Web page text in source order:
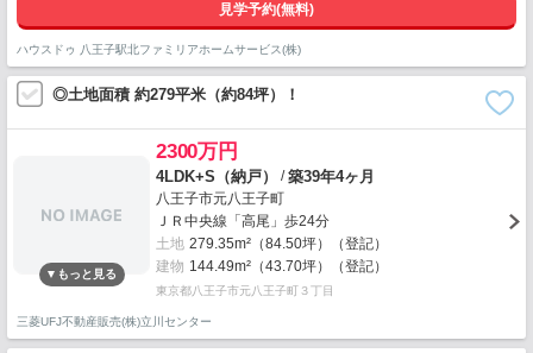
見学予約(無料)
ハウスドゥ 八王子駅北ファミリアホームサービス(株)
◎土地面積 約279平米（約84坪）！
2300万円
4LDK+S（納戸） /築39年4ヶ月
八王子市元八王子町
ＪＲ中央線「高尾」歩24分
土地 279.35m²（84.50坪）（登記）
建物 144.49m²（43.70坪）（登記）
東京都八王子市元八王子町３丁目
三菱UFJ不動産販売(株)立川センター